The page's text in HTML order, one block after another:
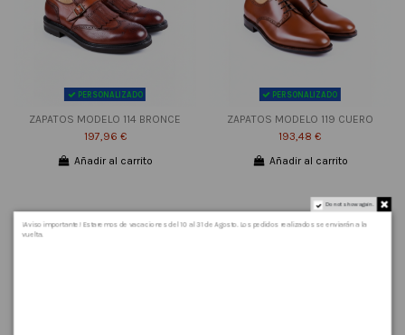
PERSONALIZADO
ZAPATOS MODELO 114 BRONCE
197,96 €
Añadir al carrito
PERSONALIZADO
ZAPATOS MODELO 119 CUERO
193,48 €
Añadir al carrito
Do not show again.
¡Aviso importante! Estaremos de vacaciones del 10 al 31 de Agosto. Los pedidos realizados se enviarán a la
vuelta.